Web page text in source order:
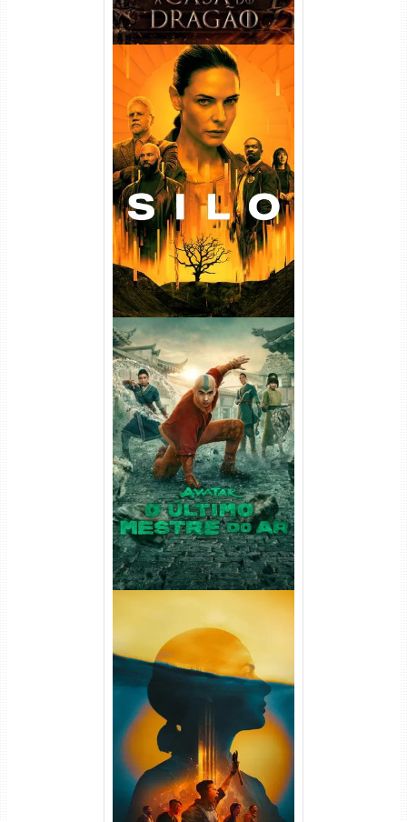
Silo 1ª Temporada Torrent
(2023) WEB-DL
720p/1080p/4K Dual Áudio
Avatar: O Último Mestre do
Ar 2ª Temporada Torrent
(2026) WEB-DL 1080p Dual
Áudio
Silo 2ª Temporada (2024)
WEB-DL 1080p Dual Áudio